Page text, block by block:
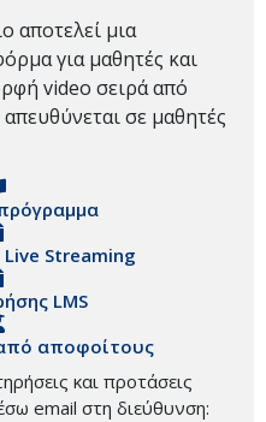
αποτελεί μια
για μαθητές και
video σειρά από
σε μαθητές
Live Streaming
LMS
αποφοίτους
και προτάσεις
email στη διεύθυνση: